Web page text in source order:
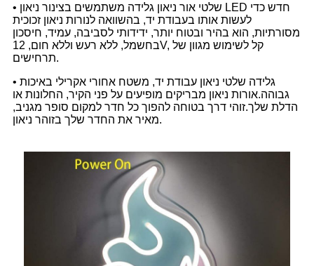
• שלטי אור ניאון גלידה משתמשים בצינור ניאון LED חדש כדי
לעשות אותו בעבודת יד, בהשוואה לנורות ניאון זכוכית
מסורתיות, הוא בהיר ובטוח יותר, ידידותי לסביבה, עמיד, חיסכון
בחשמל, ללא רעש וללא חום, 12V, קל לשימוש מגוון של
תרחישים.
• גלידה שלטי ניאון עבודת יד, משטח אחורי אקרילי באיכות
גבוהה.אורות ניאון מבריקים מופיעים על פני הקיר, החלונות או
הדלת שלך.זוהי דרך בטוחה להפוך כל חדר למקום סופר מגניב,
מאיר את החדר שלך בזוהר ניאון.